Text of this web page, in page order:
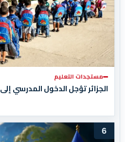
مستجدات التعليم
الجزائر تؤجل الدخول المدرسي إلى 21 شتنبر المقبل
6